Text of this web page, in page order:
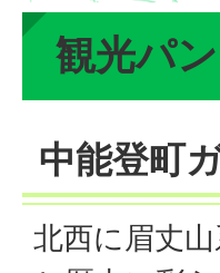
観光パ
中能登町
北西に眉丈